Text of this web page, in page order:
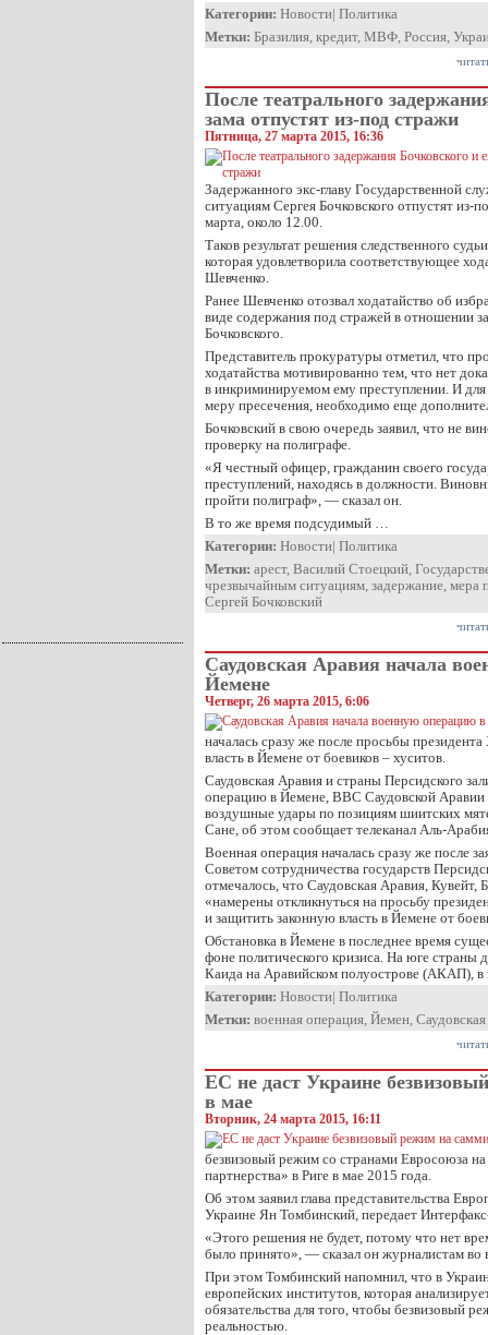
Категории: Новости| Политика
Метки: Бразилия, кредит, МВФ, Россия,
После театрального
зама отпустят из-под стражи
Пятница, 27 марта 2015, 16:36
Задержанного экс-главу Государственной
ситуациям Сергея Бочковского отпустят из-
марта, около 12.00.
Таков результат решения следственного
которая удовлетворила соответствующее
Шевченко.
Ранее Шевченко отозвал ходатайство об
виде содержания под стражей в отношении
Бочковского.
Представитель прокуратуры отметил, что
ходатайства мотивированно тем, что нет
в инкриминируемом ему преступлении. И
меру пресечения, необходимо еще
Бочковский в свою очередь заявил, что не
проверку на полиграфе.
«Я честный офицер, гражданин своего
преступлений, находясь в должности.
пройти полиграф», — сказал он.
В то же время подсудимый …
Категории: Новости| Политика
Метки: арест, Василий Стоецкий,
чрезвычайным ситуациям, задержание, мера
Сергей Бочковский
Саудовская Аравия начала
Йемене
Четверг, 26 марта 2015, 6:06
началась сразу же после просьбы
власть в Йемене от боевиков – хуситов.
Саудовская Аравия и страны Персидского
операцию в Йемене, ВВС Саудовской Аравии
воздушные удары по позициям шиитских
Сане, об этом сообщает телеканал Аль-
Военная операция началась сразу же после
Советом сотрудничества государств
отмечалось, что Саудовская Аравия,
«намерены откликнуться на просьбу
и защитить законную власть в Йемене от
Обстановка в Йемене в последнее время
фоне политического кризиса. На юге страны
Каида на Аравийском полуострове (АКАП),
Категории: Новости| Политика
Метки: военная операция, Йемен,
ЕС не даст Украине
в мае
Вторник, 24 марта 2015, 16:11
безвизовый режим со странами Евросоюза
партнерства» в Риге в мае 2015 года.
Об этом заявил глава представительства
Украине Ян Томбинский, передает
«Этого решения не будет, потому что нет
было принято», — сказал он журналистам во
При этом Томбинский напомнил, что в
европейских институтов, которая
обязательства для того, чтобы безвизовый
реальностью.